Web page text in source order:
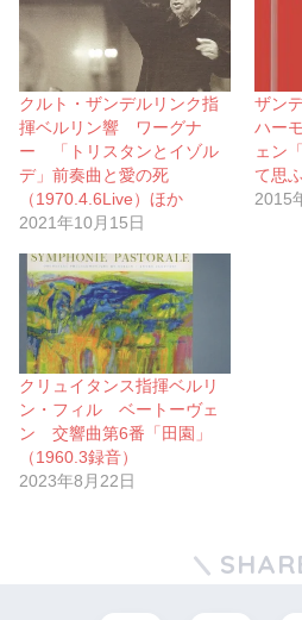
クルト・ザンデルリンク指
揮ベルリン響 ワーグナ
ー 「トリスタンとイゾル
デ」前奏曲と愛の死
（1970.4.6Live）ほか
2021年10月15日
ザン
ハー
ェン
て思ふ
2015
クリュイタンス指揮ベルリ
ン・フィル ベートーヴェ
ン 交響曲第6番「田園」
（1960.3録音）
2023年8月22日